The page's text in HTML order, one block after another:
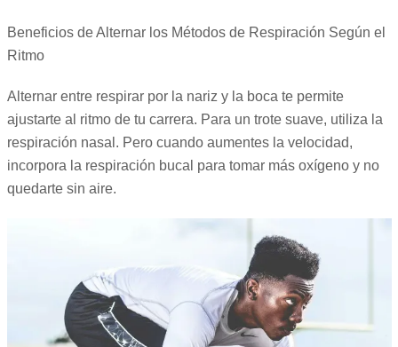
Beneficios de Alternar los Métodos de Respiración Según el
Ritmo
Alternar entre respirar por la nariz y la boca te permite
ajustarte al ritmo de tu carrera. Para un trote suave, utiliza la
respiración nasal. Pero cuando aumentes la velocidad,
incorpora la respiración bucal para tomar más oxígeno y no
quedarte sin aire.